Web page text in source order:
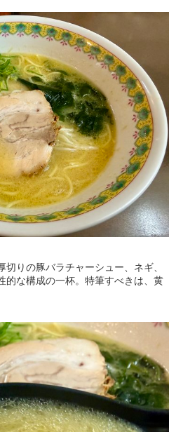
りの豚バラチャーシュー、ネギ、
的な構成の一杯。特筆すべきは、黄